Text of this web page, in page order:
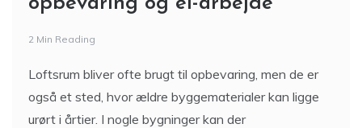
2 Min Reading
Loftsrum bliver ofte brugt til opbevaring, men de er
også et sted, hvor ældre byggematerialer kan ligge
urørt i årtier. I nogle bygninger kan der